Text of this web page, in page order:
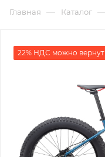
Главная — Каталог
22% НДС можно